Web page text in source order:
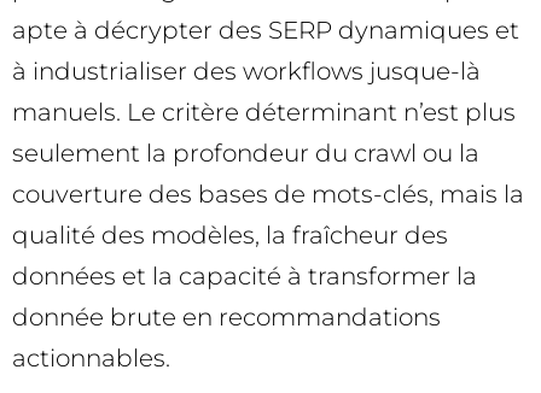
apte à décrypter des SERP dynamiques et
à industrialiser des workflows jusque-là
manuels. Le critère déterminant n’est plus
seulement la profondeur du crawl ou la
couverture des bases de mots-clés, mais la
qualité des modèles, la fraîcheur des
données et la capacité à transformer la
donnée brute en recommandations
actionnables.